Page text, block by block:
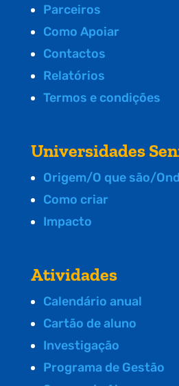
Parceiros
Como Apoiar
Contactos
Relatórios
Termos e condições
Universidades
Origem/O que são/
Como criar
Impacto
Atividades
Calendário anual
Cartão de aluno
Investigação
Programa de Gestão